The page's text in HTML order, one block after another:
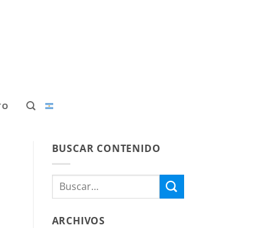
BUSCAR CONTENIDO
ARCHIVOS